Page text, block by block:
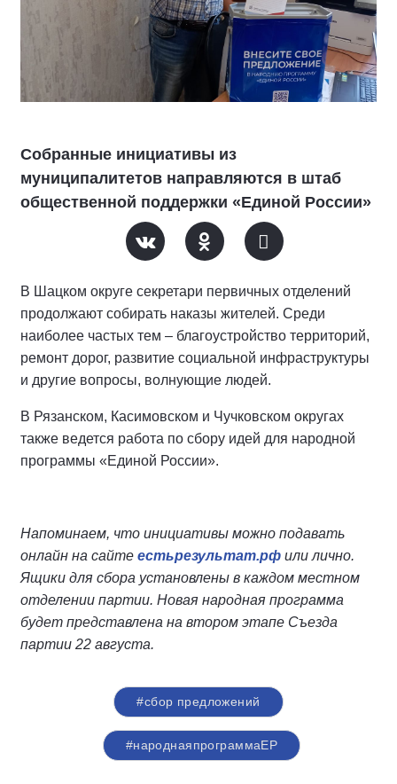
Собранные инициативы из
муниципалитетов направляются в штаб
общественной поддержки «Единой России»
В Шацком округе секретари первичных отделений
продолжают собирать наказы жителей. Среди
наиболее частых тем – благоустройство территорий,
ремонт дорог, развитие социальной инфраструктуры
и другие вопросы, волнующие людей.
В Рязанском, Касимовском и Чучковском округах
также ведется работа по сбору идей для народной
программы «Единой России».
Напоминаем, что инициативы можно подавать
онлайн на сайте естьрезультат.рф или лично.
Ящики для сбора установлены в каждом местном
отделении партии. Новая народная программа
будет представлена на втором этапе Съезда
партии 22 августа.
#сбор предложений
#народнаяпрограммаЕР